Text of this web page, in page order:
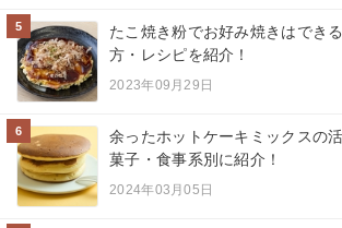
5
たこ焼き粉でお好み焼きはでき
方・レシピを紹介！
2023年09月29日
6
余ったホットケーキミックスの
菓子・食事系別に紹介！
2024年03月05日